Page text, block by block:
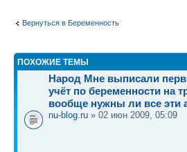
Вернуться в Беременность
ПОХОЖИЕ ТЕМЫ
Народ Мне выписали
учёт по беременности на
вообще нужны ли все эти
nu-blog.ru » 02 июн 2009, 05:09